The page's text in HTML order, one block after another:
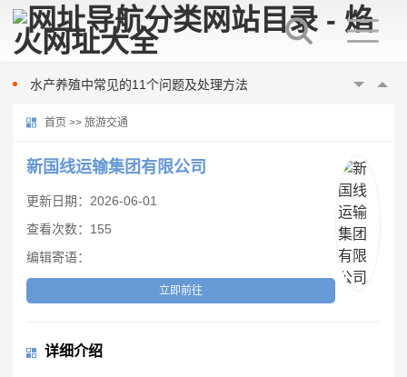
美国“尼米兹”号航母连摔两机，都是因为它？
梅雨季节南美白对虾养殖注意事项
水产养殖中常见的11个问题及处理方法
如何提高蠕动恒流泵的灌装精度
河南一幼儿园凌晨起火，警方通报：未造成人员伤亡
朝鲜试射海对地战略巡航导弹
达成停火18天后战火再起 以总理下令袭击加沙
美国“尼米兹”号航母连摔两机，都是因为它？
首页 >> 旅游交通
新国线运输集团有限公司
更新日期：2026-06-01
查看次数：155
编辑寄语：
立即前往
详细介绍